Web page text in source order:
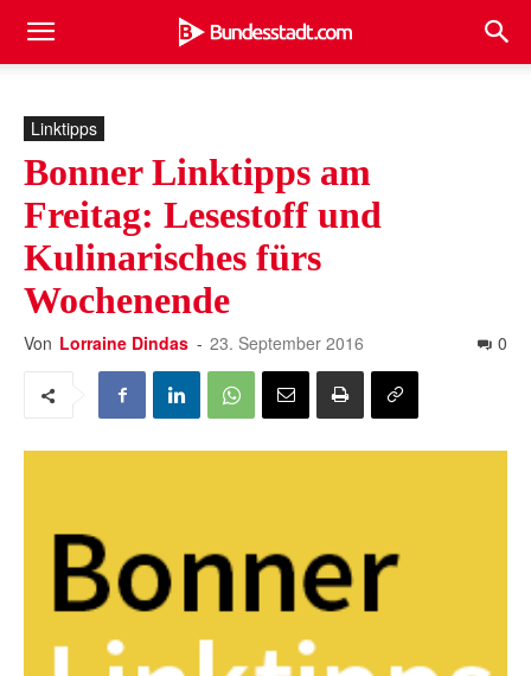
Linktipps
Bonner Linktipps am
Freitag: Lesestoff und
Kulinarisches fürs
Wochenende
Von Lorraine Dindas - 23. September 2016 0